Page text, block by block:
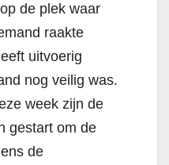
de plek waar
raakte
uitvoerig
nog veilig was.
week zijn de
gestart om de
de